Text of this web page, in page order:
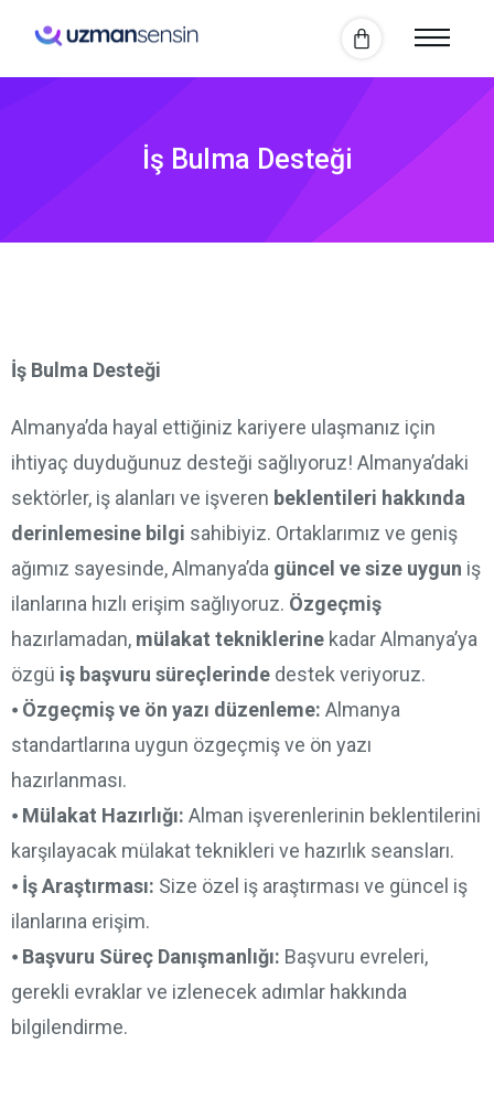
İş Bulma Desteği
İş Bulma Desteği
Almanya’da hayal ettiğiniz kariyere ulaşmanız için
ihtiyaç duyduğunuz desteği sağlıyoruz! Almanya’daki
sektörler, iş alanları ve işveren beklentileri hakkında
derinlemesine bilgi sahibiyiz. Ortaklarımız ve geniş
ağımız sayesinde, Almanya’da güncel ve size uygun iş
ilanlarına hızlı erişim sağlıyoruz. Özgeçmiş
hazırlamadan, mülakat tekniklerine kadar Almanya’ya
özgü iş başvuru süreçlerinde destek veriyoruz.
⦁ Özgeçmiş ve ön yazı düzenleme: Almanya
standartlarına uygun özgeçmiş ve ön yazı
hazırlanması.
⦁ Mülakat Hazırlığı: Alman işverenlerinin beklentilerini
karşılayacak mülakat teknikleri ve hazırlık seansları.
⦁ İş Araştırması: Size özel iş araştırması ve güncel iş
ilanlarına erişim.
⦁ Başvuru Süreç Danışmanlığı: Başvuru evreleri,
gerekli evraklar ve izlenecek adımlar hakkında
bilgilendirme.